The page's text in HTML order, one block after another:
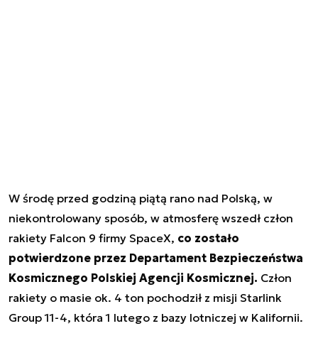
W środę przed godziną piątą rano nad Polską, w
niekontrolowany sposób, w atmosferę wszedł człon
rakiety Falcon 9 firmy SpaceX, co zostało
potwierdzone przez Departament Bezpieczeństwa
Kosmicznego Polskiej Agencji Kosmicznej. Człon
rakiety o masie ok. 4 ton pochodził z misji Starlink
Group 11-4, która 1 lutego z bazy lotniczej w Kalifornii.